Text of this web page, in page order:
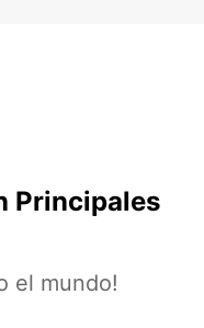
Principales
el mundo!